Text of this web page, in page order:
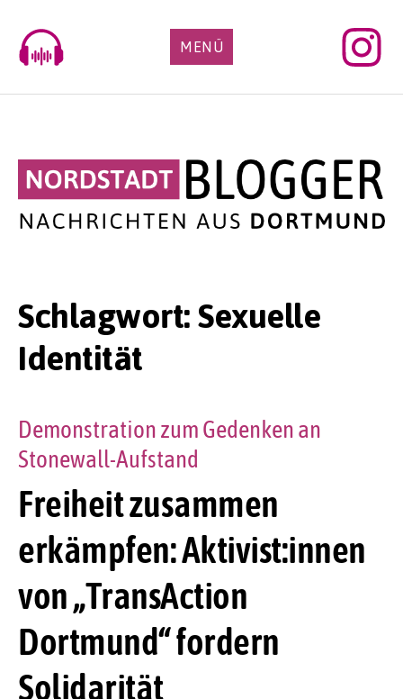
content
MENÜ
Schlagwort:Sexuelle
Identität
Freiheit zusammen
erkämpfen: Aktivist:innen
von „TransAction
Dortmund“ fordern
Solidarität
Demonstration zum Gedenken an
Stonewall-Aufstand